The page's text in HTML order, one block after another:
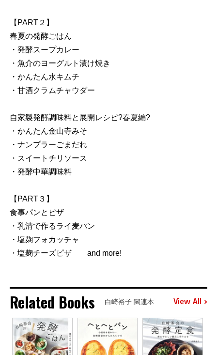
【PART２】
春夏の発酵ごはん
・発酵スープカレー
・魚介のヨーグルト漬け焼き
・かんたん水キムチ
・甘酒クラムチャウダー
自家製発酵調味料と展開レシピ?春夏編?
・かんたん金山寺みそ
・ナンプラーごまだれ
・スイートチリソース
・発酵中華調味料
【PART３】
食事パンとピザ
・乳清で作るライ麦パン
・塩麹フォカッチャ
・塩麹チーズピザ and more!
Related Books 白崎裕子 関連本 View All